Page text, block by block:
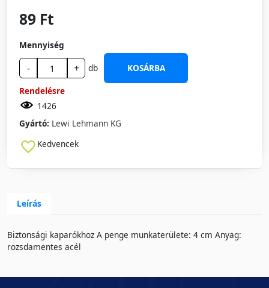
89 Ft
Mennyiség
- + db
KOSÁRBA
Rendelésre
1426
Gyártó: Lewi Lehmann KG
Kedvencek
Leírás
Biztonsági kaparókhoz A penge munkaterülete: 4 cm Anyag:
rozsdamentes acél